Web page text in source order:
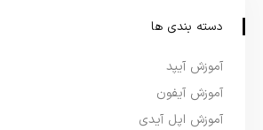
دسته بندی ها
آموزش آیپد
آموزش آیفون
آموزش اپل آیدی